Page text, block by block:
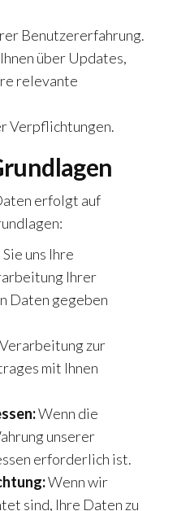
Benutzererfahrung.
über Updates,
relevante
Verpflichtungen.
erfolgt auf
uns Ihre
Ihrer
Daten gegeben
zur
mit Ihnen
Wenn die
unserer
erforderlich ist.
Wenn wir
sind, Ihre Daten zu